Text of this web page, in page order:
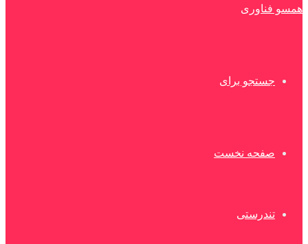
همسو فناوری
جستجو برای
صفحه نخست
تندرستی